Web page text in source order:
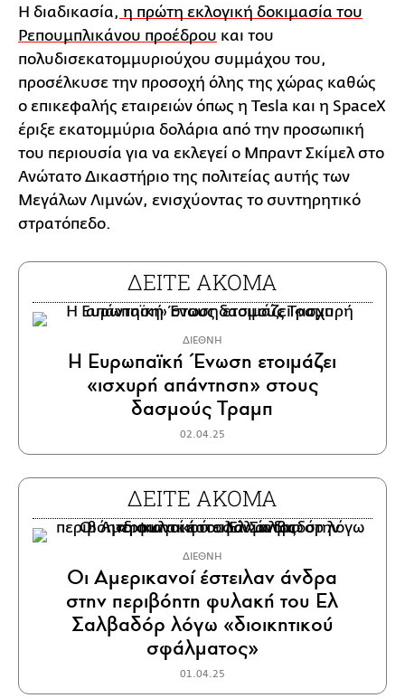
Η διαδικασία, η πρώτη εκλογική δοκιμασία του
Ρεπουμπλικάνου προέδρου και του
πολυδισεκατομμυριούχου συμμάχου του,
προσέλκυσε την προσοχή όλης της χώρας καθώς
ο επικεφαλής εταιρειών όπως η Tesla και η SpaceX
έριξε εκατομμύρια δολάρια από την προσωπική
του περιουσία για να εκλεγεί ο Μπραντ Σκίμελ στο
Ανώτατο Δικαστήριο της πολιτείας αυτής των
Μεγάλων Λιμνών, ενισχύοντας το συντηρητικό
στρατόπεδο.
ΔΕΙΤΕ ΑΚΟΜΑ
ΔΙΕΘΝΗ
Η Ευρωπαϊκή Ένωση ετοιμάζει
«ισχυρή απάντηση» στους
δασμούς Τραμπ
02.04.25
ΔΕΙΤΕ ΑΚΟΜΑ
ΔΙΕΘΝΗ
Οι Αμερικανοί έστειλαν άνδρα
στην περιβόητη φυλακή του Ελ
Σαλβαδόρ λόγω «διοικητικού
σφάλματος»
01.04.25